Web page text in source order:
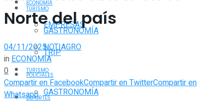
TURISMO
GASTRONOMÍA
TRIP
POLICIALES
DEPORTES
ECONOMÍA
EMPRESAS
NOTIAGRO
TURISMO
GASTRONOMÍA
Norte del país
04/11/2025
inECONOMÍA
0
Compartir en FacebookCompartir en TwitterCompartir en
Whatsapp